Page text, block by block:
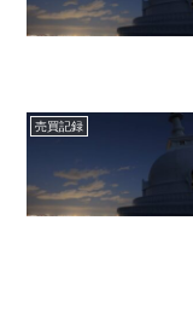
売買記録